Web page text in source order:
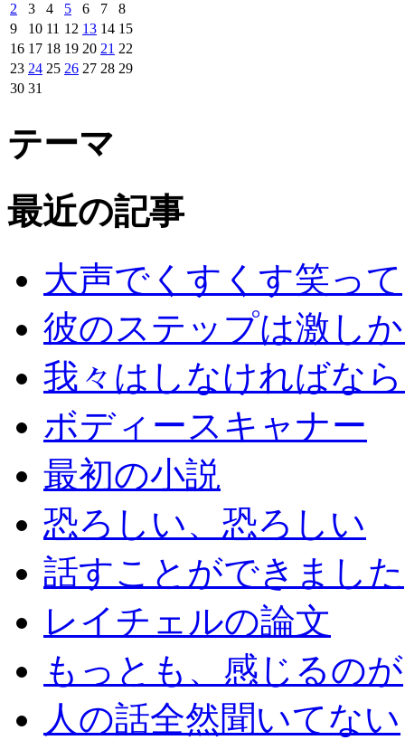
2
3 4 5 6 7
8
9
10 11 12 13 14 15
16 17 18 19 20 21 22
23 24 25 26 27 28 29
30 31
テーマ
最近の記事
大声でくすくす笑って
彼のステップは激し
我々はしなければな
ボディースキャナー
最初の小説
恐ろしい、恐ろしい
話すことができました
レイチェルの論文
もっとも、感じるのが
人の話全然聞いてない